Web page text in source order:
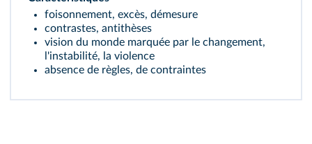
foisonnement, excès, démesure
contrastes, antithèses
vision du monde marquée par le changement,
l'instabilité, la violence
absence de règles, de contraintes